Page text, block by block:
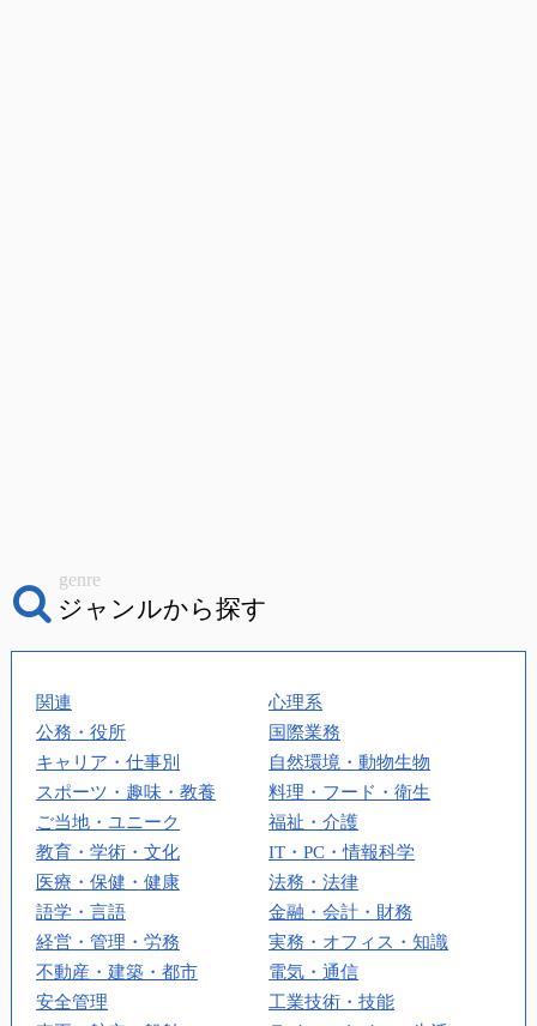
ジャンルから探す
genre
関連
心理系
公務・役所
国際業務
キャリア・仕事別
自然環境・動物生物
スポーツ・趣味・教養
料理・フード・衛生
ご当地・ユニーク
福祉・介護
教育・学術・文化
IT・PC・情報科学
医療・保健・健康
法務・法律
語学・言語
金融・会計・財務
経営・管理・労務
実務・オフィス・知識
不動産・建築・都市
電気・通信
安全管理
工業技術・技能